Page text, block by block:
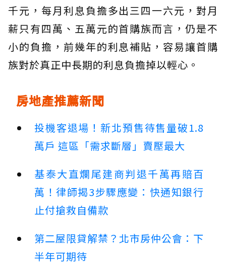
千元，每月利息負擔多出三四一六元，對月
薪只有四萬、五萬元的首購族而言，仍是不
小的負擔，前幾年的利息補貼，容易讓首購
族對於真正中長期的利息負擔掉以輕心。
房地產推薦新聞
投機客退場！新北預售待售量破1.8
萬戶 這區「需求斷層」賣壓最大
基泰大直爛尾建商判退千萬再賠百
萬！律師揭3步驟應變：快通知銀行
止付搶救自備款
第二屋限貸解禁？北市房仲公會：下
半年可期待